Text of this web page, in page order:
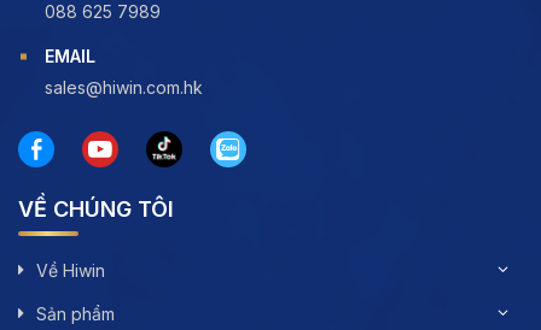
088 625 7989
EMAIL
sales@hiwin.com.hk
VỀ CHÚNG TÔI
Về Hiwin
Sản phẩm